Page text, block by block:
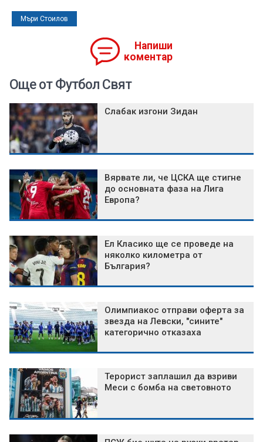
Мъри Стоилов
Напиши
коментар
Още от Футбол Свят
Слабак изгони Зидан
Вярвате ли, че ЦСКА ще стигне
до основната фаза на Лига
Европа?
Ел Класико ще се проведе на
няколко километра от
България?
Олимпиакос отправи оферта за
звезда на Левски, "сините"
категорично отказаха
Терорист заплашил да взриви
Меси с бомба на световното